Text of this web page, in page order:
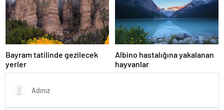
Bayram tatilinde gezilecek
yerler
Albino hastalığına yakalanan
hayvanlar